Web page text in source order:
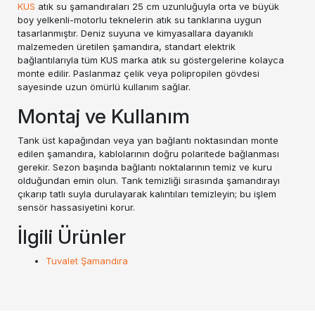
KUS atık su şamandıraları 25 cm uzunluğuyla orta ve büyük
boy yelkenli-motorlu teknelerin atık su tanklarına uygun
tasarlanmıştır. Deniz suyuna ve kimyasallara dayanıklı
malzemeden üretilen şamandıra, standart elektrik
bağlantılarıyla tüm KUS marka atık su göstergelerine kolayca
monte edilir. Paslanmaz çelik veya polipropilen gövdesi
sayesinde uzun ömürlü kullanım sağlar.
Montaj ve Kullanım
Tank üst kapağından veya yan bağlantı noktasından monte
edilen şamandıra, kablolarının doğru polaritede bağlanması
gerekir. Sezon başında bağlantı noktalarının temiz ve kuru
olduğundan emin olun. Tank temizliği sırasında şamandırayı
çıkarıp tatlı suyla durulayarak kalıntıları temizleyin; bu işlem
sensör hassasiyetini korur.
İlgili Ürünler
Tuvalet Şamandıra